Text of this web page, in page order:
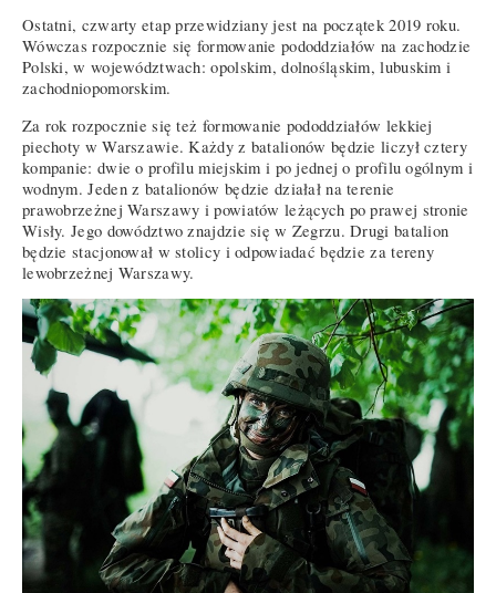
Ostatni, czwarty etap przewidziany jest na początek 2019 roku.
Wówczas rozpocznie się formowanie pododdziałów na zachodzie
Polski, w województwach: opolskim, dolnośląskim, lubuskim i
zachodniopomorskim.
Za rok rozpocznie się też formowanie pododdziałów lekkiej
piechoty w Warszawie. Każdy z batalionów będzie liczył cztery
kompanie: dwie o profilu miejskim i po jednej o profilu ogólnym i
wodnym. Jeden z batalionów będzie działał na terenie
prawobrzeżnej Warszawy i powiatów leżących po prawej stronie
Wisły. Jego dowództwo znajdzie się w Zegrzu. Drugi batalion
będzie stacjonował w stolicy i odpowiadać będzie za tereny
lewobrzeżnej Warszawy.